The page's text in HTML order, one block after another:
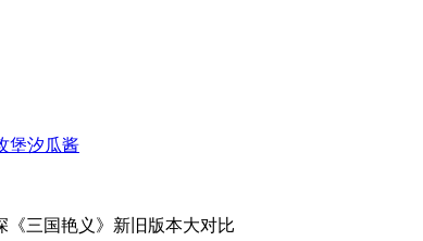
堡汐瓜酱
《三国艳义》新旧版本大对比